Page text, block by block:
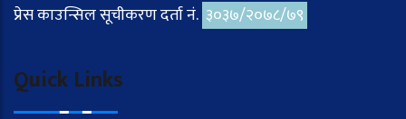
प्रेस काउन्सिल सूचीकरण दर्ता नं. ३०३७/२०७८/७९
Quick Links